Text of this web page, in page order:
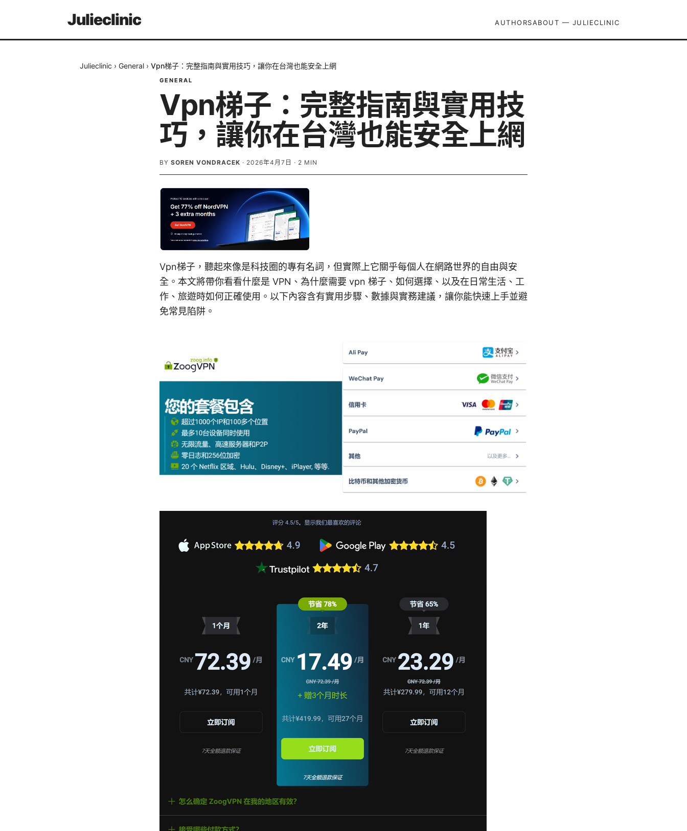
Julieclinic AUTHORSABOUT — JULIECLINIC
Julieclinic › General › Vpn梯子：完整指南與實用技巧，讓你在台灣也能安全上網
GENERAL
Vpn梯子：完整指南與實用技
巧，讓你在台灣也能安全上網
BY SOREN VONDRACEK · 2026年4月7日 · 2 MIN
Vpn梯子，聽起來像是科技圈的專有名詞，但實際上它關乎每個人在網路世界的自由與安
全。本文將帶你看看什麼是 VPN、為什麼需要 vpn 梯子、如何選擇、以及在日常生活、工
作、旅遊時如何正確使用。以下內容含有實用步驟、數據與實務建議，讓你能快速上手並避
免常見陷阱。